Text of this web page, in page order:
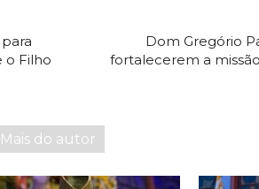
o Filho
Dom Gregório
fortalecerem a
Mais do autor